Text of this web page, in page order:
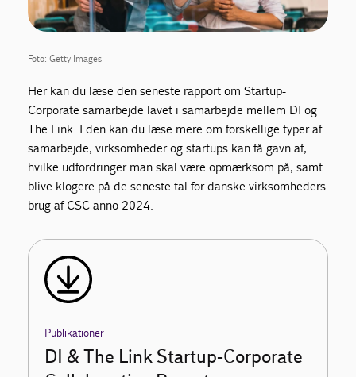
Foto: Getty Images
Her kan du læse den seneste rapport om Startup-
Corporate samarbejde lavet i samarbejde mellem DI og
The Link. I den kan du læse mere om forskellige typer af
samarbejde, virksomheder og startups kan få gavn af,
hvilke udfordringer man skal være opmærksom på, samt
blive klogere på de seneste tal for danske virksomheders
brug af CSC anno 2024.
Publikationer
DI & The Link Startup-Corporate